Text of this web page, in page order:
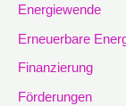
Energiewende
Erneuerbare
Finanzierung
Förderungen